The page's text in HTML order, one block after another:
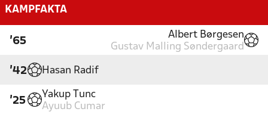
KAMPFAKTA
'65
Albert Børgesen
Gustav Malling Søndergaard
'42 Hasan Radif
'25
Yakup Tunc
Ayuub Cumar